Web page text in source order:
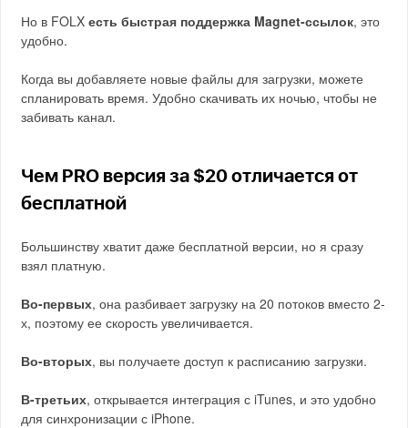
Но в FOLXесть быстрая поддержка Magnet-ссылок, это
удобно.
Когда вы добавляете новые файлы для загрузки, можете
спланировать время. Удобно скачивать их ночью, чтобы не
забивать канал.
Чем PRO версия за $20 отличается от
бесплатной
Большинству хватит даже бесплатной версии, но я сразу
взял платную.
Во-первых, она разбивает загрузку на 20 потоков вместо 2-
х, поэтому ее скорость увеличивается.
Во-вторых, вы получаете доступ к расписанию загрузки.
В-третьих, открывается интеграция с iTunes, и это удобно
для синхронизации с iPhone.